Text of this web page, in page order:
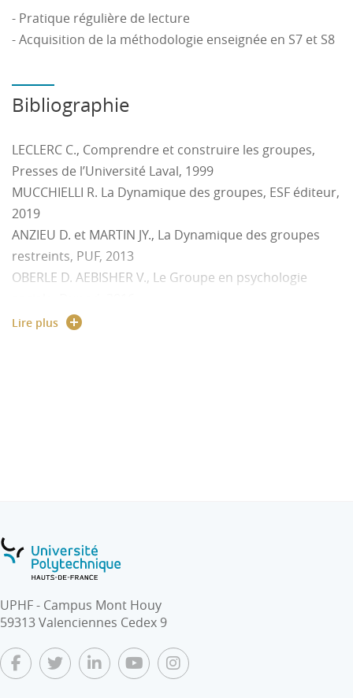
- Pratique régulière de lecture
- Acquisition de la méthodologie enseignée en S7 et S8
Bibliographie
LECLERC C., Comprendre et construire les groupes,
Presses de l’Université Laval, 1999
MUCCHIELLI R. La Dynamique des groupes, ESF éditeur,
2019
ANZIEU D. et MARTIN JY., La Dynamique des groupes
restreints, PUF, 2013
OBERLE D. AEBISHER V., Le Groupe en psychologie
DIETRICH A., Management des compétences, Vuibert,
regard sociologique, Hermès, Paris, 2008.
DIDIER Christelle, Penser l'éthique des ingénieurs,
Presses universitaires de France, Paris, 2008.
Lire plus
UPHF - Campus Mont Houy
59313 Valenciennes Cedex 9